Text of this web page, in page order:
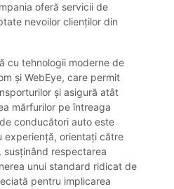
oferă servicii de
nevoilor clienților din
cu tehnologii moderne de
și WebEye, care permit
și asigură atât
mărfurilor pe întreaga
conducători auto este
experiență, orientați către
susținând respectarea
unui standard ridicat de
pentru implicarea